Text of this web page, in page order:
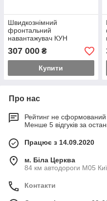
Швидкознімний
фронтальний
навантажувач КУН
GENERAL X на трактор
New Holland
307 000 ₴
Купити
Про нас
Рейтинг не сформований
Менше 5 відгуків за
Працює з 14.09.2020
м. Біла Церква
84 км автодороги М05
Контакти